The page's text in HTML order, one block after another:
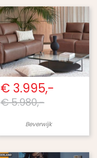
€ 3.995,-
€ 5.980,-
Beverwijk